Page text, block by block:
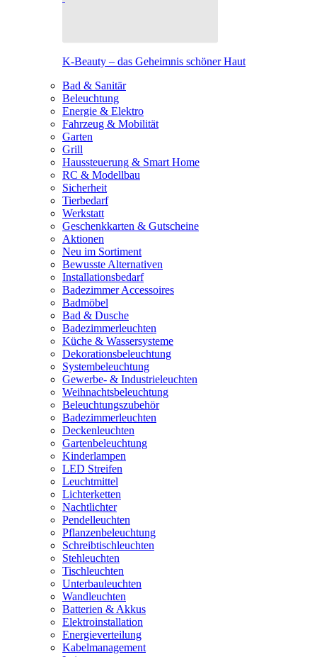
K-Beauty – das Geheimnis schöner Haut
Bad & Sanitär
Beleuchtung
Energie & Elektro
Fahrzeug & Mobilität
Garten
Grill
Haussteuerung & Smart Home
RC & Modellbau
Sicherheit
Tierbedarf
Werkstatt
Geschenkkarten & Gutscheine
Aktionen
Neu im Sortiment
Bewusste Alternativen
Installationsbedarf
Badezimmer Accessoires
Badmöbel
Bad & Dusche
Badezimmerleuchten
Küche & Wassersysteme
Dekorationsbeleuchtung
Systembeleuchtung
Gewerbe- & Industrieleuchten
Weihnachtsbeleuchtung
Beleuchtungszubehör
Badezimmerleuchten
Deckenleuchten
Gartenbeleuchtung
Kinderlampen
LED Streifen
Leuchtmittel
Lichterketten
Nachtlichter
Pendelleuchten
Pflanzenbeleuchtung
Schreibtischleuchten
Stehleuchten
Tischleuchten
Unterbauleuchten
Wandleuchten
Batterien & Akkus
Elektroinstallation
Energieverteilung
Kabelmanagement